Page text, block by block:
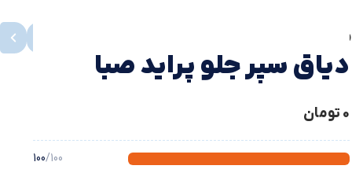
محصولات مشابه
دیاق سپر جلو پراید صبا
0 تومان
100/100